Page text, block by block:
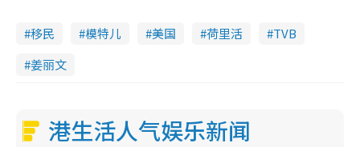
移民 模特儿 美国 荷里活
TVB
姜丽文
港生活人气娱乐新闻